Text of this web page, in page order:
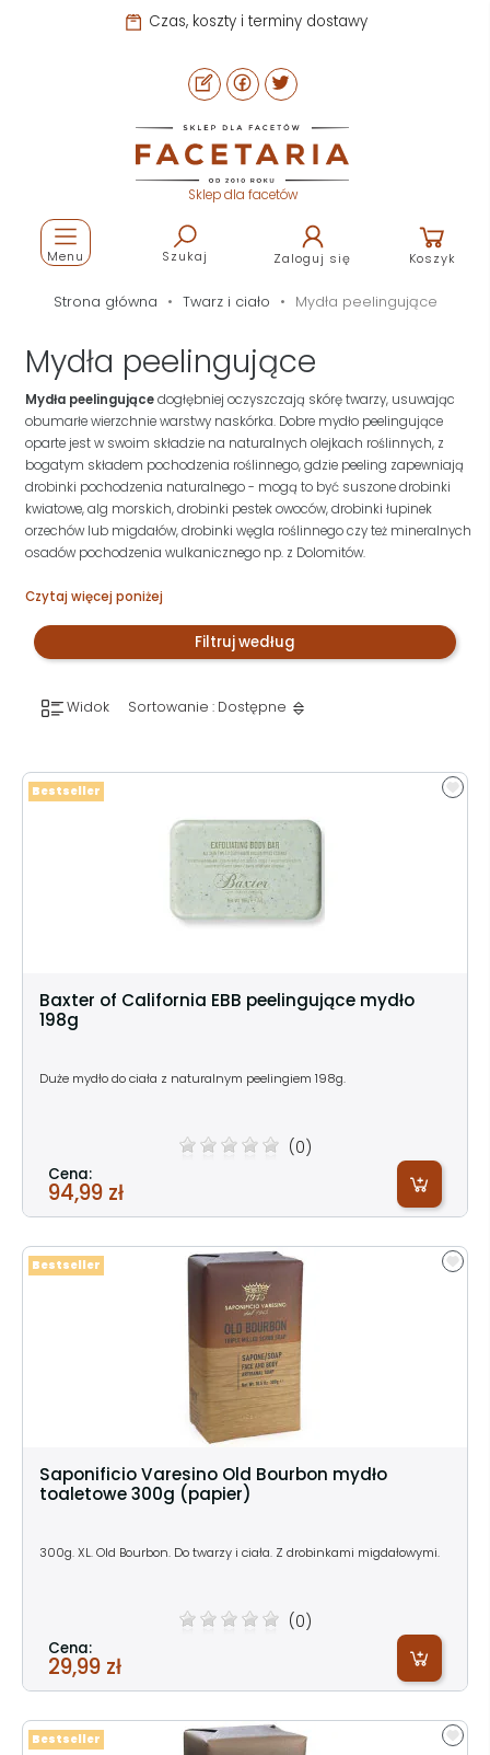
Pomoc i kontakt
Sklep dla facetów
Szukaj Zaloguj się Koszyk
Menu
Strona główna Twarz i ciało Mydła peelingujące
Mydła peelingujące
Mydła peelingującedogłębniej oczyszczają skórę twarzy, usuwając
obumarłe wierzchnie warstwy naskórka. Dobre mydło peelingujące
oparte jest w swoim składzie na naturalnych olejkach roślinnych, z
bogatym składem pochodzenia roślinnego, gdzie peeling zapewniają
drobinki pochodzenia naturalnego - mogą to być suszone drobinki
kwiatowe, alg morskich, drobinki pestek owoców, drobinki łupinek
orzechów lub migdałów, drobinki węgla roślinnego czy też mineralnych
osadów pochodzenia wulkanicznego np. z Dolomitów.
Czytaj więcej poniżej
Filtruj według
Widok Sortowanie : Dostępne
Baxter of California EBB peelingujące mydło
198g
Duże mydło do ciała z naturalnym peelingiem 198g.
(0)
Cena:
94,99 zł
Bestseller
Saponificio Varesino Old Bourbon mydło
toaletowe 300g (papier)
300g. XL. Old Bourbon. Do twarzy i ciała. Z drobinkami migdałowymi.
(0)
Cena:
29,99 zł
Bestseller
Bestseller